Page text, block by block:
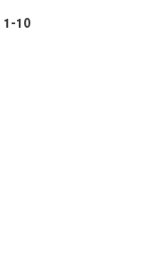
1-10